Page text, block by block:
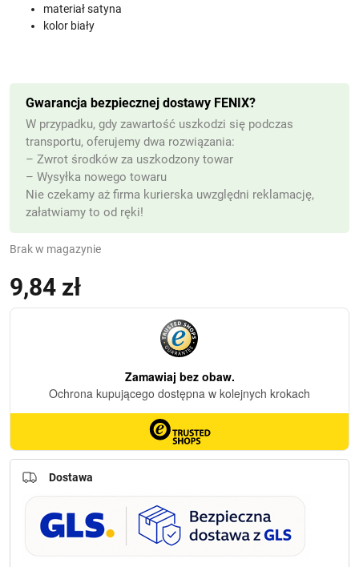
9,84 zł
materiał satyna
kolor biały
Brak w magazynie
Gwarancja bezpiecznej dostawy FENIX?
W przypadku, gdy zawartość uszkodzi się podczas
transportu, oferujemy dwa rozwiązania:
– Zwrot środków za uszkodzony towar
– Wysyłka nowego towaru
Nie czekamy aż firma kurierska uwzględni reklamację,
załatwiamy to od ręki!
Dostawa